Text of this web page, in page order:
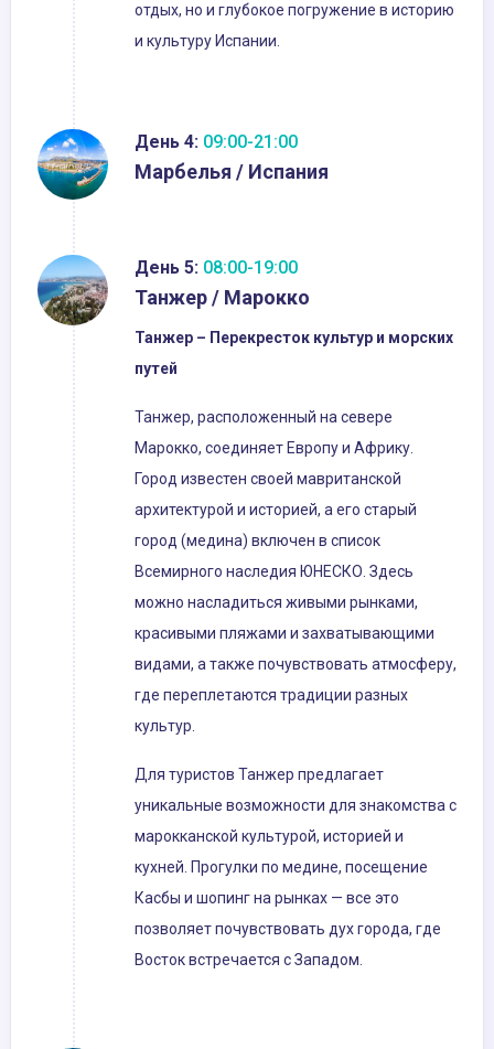
отдых, но и глубокое погружение в историю
и культуру Испании.
День 4: 09:00-21:00
Марбелья / Испания
День 5: 08:00-19:00
Танжер / Марокко
Танжер – Перекресток культур и морских
путей
Танжер, расположенный на севере
Марокко, соединяет Европу и Африку.
Город известен своей мавританской
архитектурой и историей, а его старый
город (медина) включен в список
Всемирного наследия ЮНЕСКО. Здесь
можно насладиться живыми рынками,
красивыми пляжами и захватывающими
видами, а также почувствовать атмосферу,
где переплетаются традиции разных
культур.
Для туристов Танжер предлагает
уникальные возможности для знакомства с
марокканской культурой, историей и
кухней. Прогулки по медине, посещение
Касбы и шопинг на рынках — все это
позволяет почувствовать дух города, где
Восток встречается с Западом.